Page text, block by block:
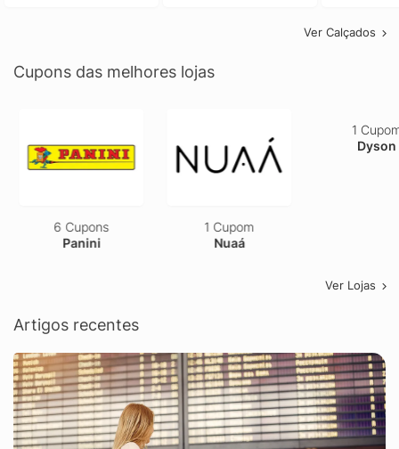
Ver Calçados
Cupons das melhores lojas
6 Cupons
Panini
1 Cupom
Nuaá
Ver Lojas
Artigos recentes